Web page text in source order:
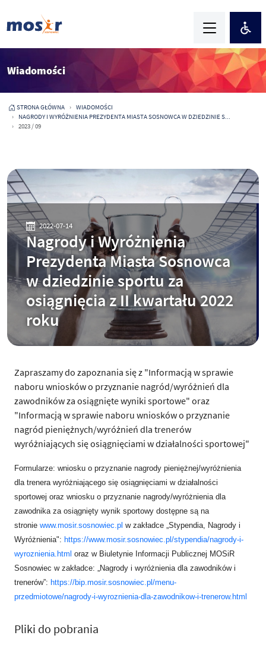
Wiadomości
STRONA GŁÓWNA
WIADOMOŚCI
NAGRODY I WYRÓŻNIENIA PREZYDENTA MIASTA SOSNOWCA W DZIEDZINIE S...
2023 / 09
2022-07-14
Nagrody i Wyróżnienia
Prezydenta Miasta Sosnowca
w dziedzinie sportu za
osiągnięcia z II kwartału 2022
roku
Zapraszamy do zapoznania się z "Informacją w sprawie
naboru wniosków o przyznanie nagród/wyróżnień dla
zawodników za osiągnięte wyniki sportowe" oraz
"Informacją w sprawie naboru wniosków o przyznanie
nagród pieniężnych/wyróżnień dla trenerów
wyróżniających się osiągnięciami w działalności sportowej"
Formularze: wniosku o przyznanie nagrody pieniężnej/wyróżnienia
dla trenera wyróżniającego się osiągnięciami w działalności
sportowej oraz wniosku o przyznanie nagrody/wyróżnienia dla
zawodnika za osiągnięty wynik sportowy dostępne są na
stronie www.mosir.sosnowiec.pl w zakładce „Stypendia, Nagrody i
Wyróżnienia": https://www.mosir.sosnowiec.pl/stypendia/nagrody-i-
wyroznienia.html oraz w Biuletynie Informacji Publicznej MOSiR
Sosnowiec w zakładce: „Nagrody i wyróżnienia dla zawodników i
trenerów”: https://bip.mosir.sosnowiec.pl/menu-
przedmiotowe/nagrody-i-wyroznienia-dla-zawodnikow-i-trenerow.html
Pliki do pobrania